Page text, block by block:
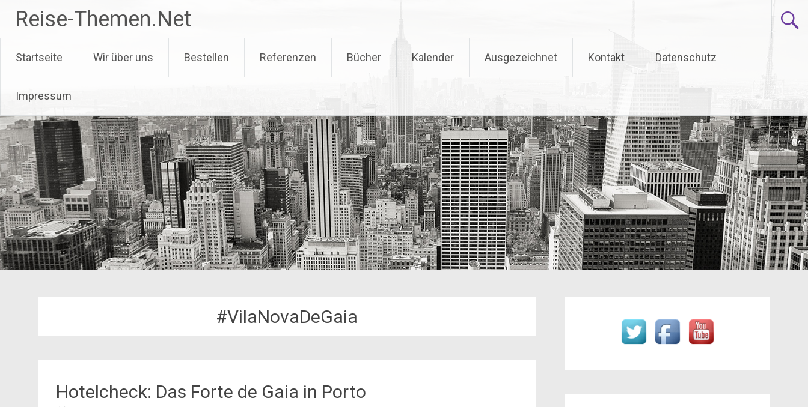
Inhalt
springen
Reise-Themen.Net
Startseite Wir über uns Bestellen Referenzen Bücher Kalender Ausgezeichnet Kontakt Datenschutz
Impressum
#VilaNovaDeGaia
Hotelcheck: Das Forte de Gaia in Porto